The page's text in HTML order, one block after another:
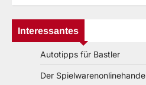
Interessantes
Autotipps für Bastler
Der